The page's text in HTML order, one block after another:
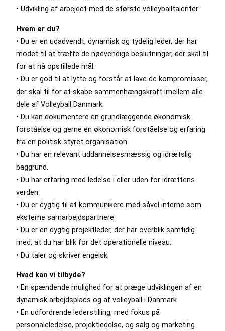
• Udvikling af arbejdet med de største volleyballtalenter
Hvem er du?
• Du er en udadvendt, dynamisk og tydelig leder, der har
modet til at træffe de nødvendige beslutninger, der skal til
for at nå opstillede mål.
• Du er god til at lytte og forstår at lave de kompromisser,
der skal til for at skabe sammenhængskraft imellem alle
dele af Volleyball Danmark.
• Du kan dokumentere en grundlæggende økonomisk
forståelse og gerne en økonomisk forståelse og erfaring
fra en politisk styret organisation
• Du har en relevant uddannelsesmæssig og idrætslig
baggrund.
• Du har erfaring med ledelse i eller uden for idrættens
verden.
• Du er dygtig til at kommunikere med såvel interne som
eksterne samarbejdspartnere.
• Du er en dygtig projektleder, der har overblik samtidig
med, at du har blik for det operationelle niveau.
• Du taler og skriver engelsk.
Hvad kan vi tilbyde?
• En spændende mulighed for at præge udviklingen af en
dynamisk arbejdsplads og af volleyball i Danmark
• En udfordrende lederstilling, med fokus på
personaleledelse, projektledelse, og salg og marketing